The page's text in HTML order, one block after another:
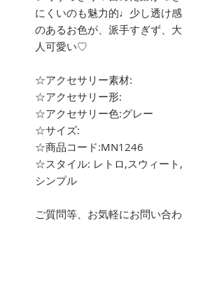
にくいのも魅力的♩少し透け感
のあるお色が、派手すぎず、大
人可愛い♡
☆アクセサリー素材:
☆アクセサリー形:
☆アクセサリー色:グレー
☆サイズ:
☆商品コード:MN1246
☆スタイル: レトロ,スウィート,
シンプル
ご質問等、お気軽にお問い合わ